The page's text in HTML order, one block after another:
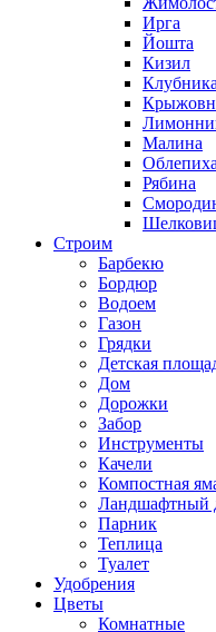
Ирга
Йошта
Кизил
Клубника
Малина
Облепиха
Рябина
Строим
Барбекю
Бордюр
Водоем
Газон
Грядки
Детская
Дом
Дорожки
Забор
Инструменты
Качели
Компостная
Ландшафтный
Парник
Теплица
Туалет
Удобрения
Цветы
Комнатные